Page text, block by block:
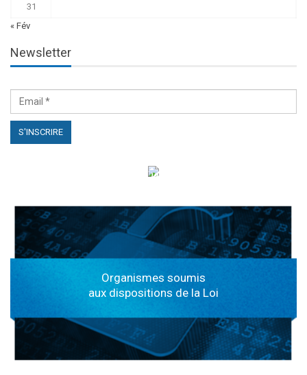
31
« Fév
Newsletter
الهياكل الخاضعة لقانون النفاذ إلى المعلومة
Organismes soumis
aux dispositions de la Loi